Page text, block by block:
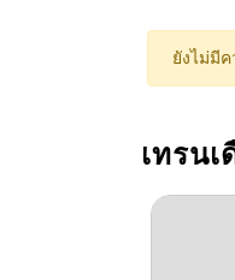
ตอนที่ 18
ยังไม่มี
เทรน